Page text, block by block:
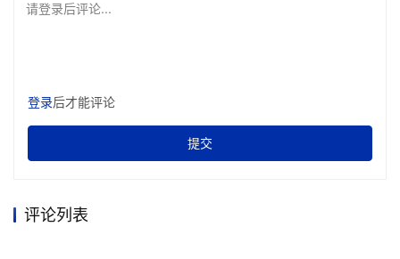
请登录后评论...
登录后才能评论
提交
评论列表